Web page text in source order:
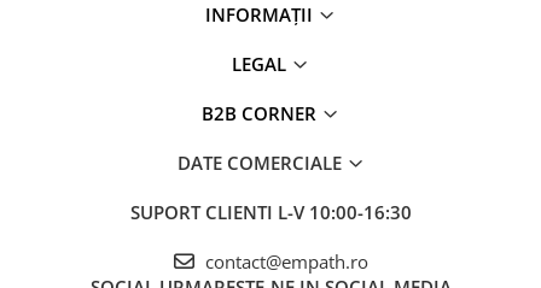
INFORMAȚII
LEGAL
B2B CORNER
DATE COMERCIALE
SUPORT CLIENTI L-V 10:00-16:30
contact@empath.ro